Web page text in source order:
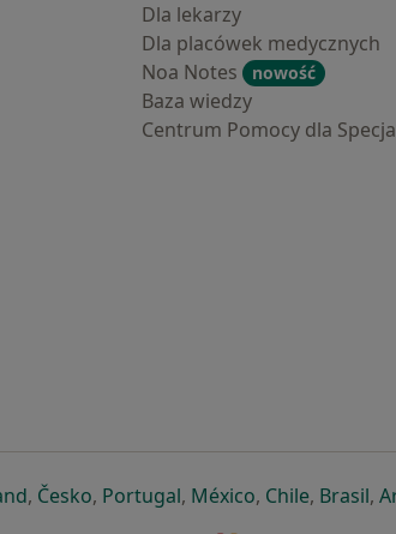
Dla lekarzy
Dla placówek medycznych
Noa Notes
nowość
Baza wiedzy
Centrum Pomocy dla
karcie
nowej karcie
otwiera się w nowej karcie
, Českootwiera się w nowej karcie
, Portugalotwiera się w nowej
, Méxicootwiera się w
, Chileotwiera
, Brasil,